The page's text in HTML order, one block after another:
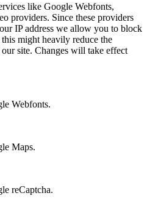
like Google Webfonts,
providers. Since these providers
IP address we allow you to block
this might heavily reduce the
site. Changes will take effect
Webfonts.
Maps.
reCaptcha.